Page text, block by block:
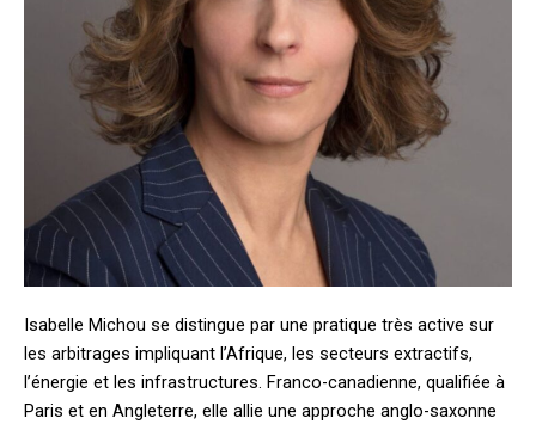
Isabelle Michou se distingue par une pratique très active sur
les arbitrages impliquant l’Afrique, les secteurs extractifs,
l’énergie et les infrastructures. Franco-canadienne, qualifiée à
Paris et en Angleterre, elle allie une approche anglo-saxonne